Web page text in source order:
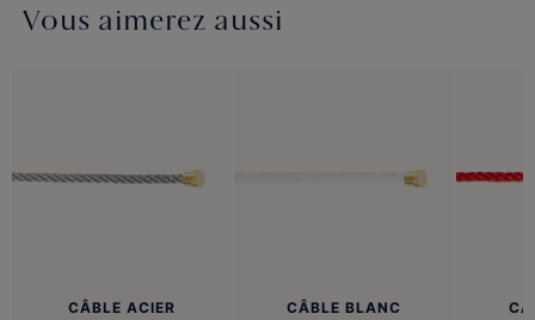
Vous aimerez aussi
CÂBLE ACIER CÂBLE BLANC